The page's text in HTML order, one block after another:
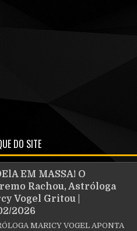
DO SITE
EM MASSA! O
Rachou, Astróloga
Vogel Gritou |
2026
MARICY VOGEL APONTA